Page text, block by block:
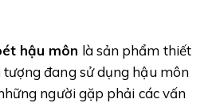
hậu môn là sản phẩm thiết
đang sử dụng hậu môn
người gặp phải các vấn